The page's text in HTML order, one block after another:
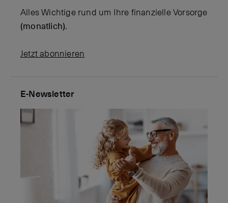
Alles Wichtige rund um Ihre finanzielle Vorsorge
(monatlich).
Jetzt abonnieren
E-Newsletter